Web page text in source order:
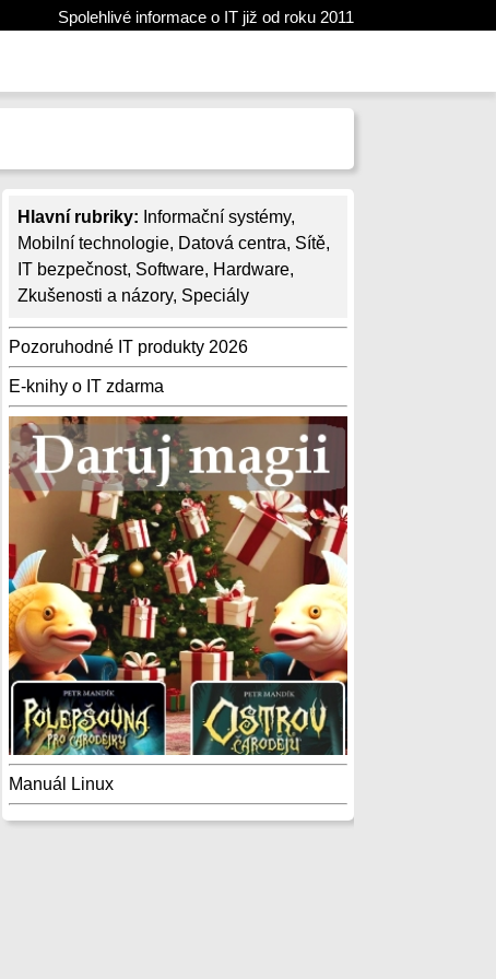
Spolehlivé informace o IT již od roku 2011
Hlavní rubriky: Informační systémy,
Mobilní technologie, Datová centra, Sítě,
IT bezpečnost, Software, Hardware,
Zkušenosti a názory, Speciály
Pozoruhodné IT produkty 2026
E-knihy o IT zdarma
Manuál Linux